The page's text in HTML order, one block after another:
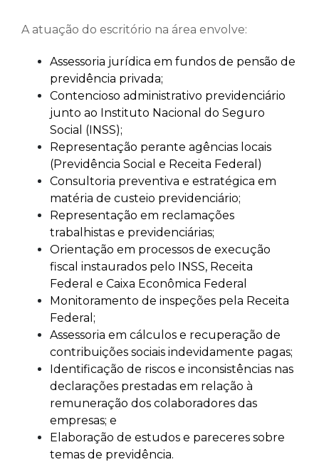
A atuação do escritório na área envolve:
Assessoria jurídica em fundos de pensão de
previdência privada;
Contencioso administrativo previdenciário
junto ao Instituto Nacional do Seguro
Social (INSS);
Representação perante agências locais
(Previdência Social e Receita Federal)
Consultoria preventiva e estratégica em
matéria de custeio previdenciário;
Representação em reclamações
trabalhistas e previdenciárias;
Orientação em processos de execução
fiscal instaurados pelo INSS, Receita
Federal e Caixa Econômica Federal
Monitoramento de inspeções pela Receita
Federal;
Assessoria em cálculos e recuperação de
contribuições sociais indevidamente pagas;
Identificação de riscos e inconsistências nas
declarações prestadas em relação à
remuneração dos colaboradores das
empresas; e
Elaboração de estudos e pareceres sobre
temas de previdência.